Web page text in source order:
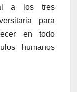
a los tres
para
en todo
humanos